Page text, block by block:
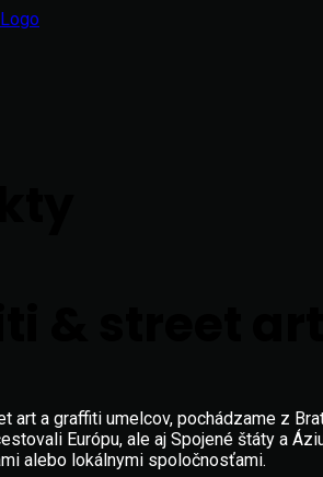
art a graffiti umelcov, pochádzame z
Európu, ale aj Spojené štáty a
alebo lokálnymi spoločnosťami.